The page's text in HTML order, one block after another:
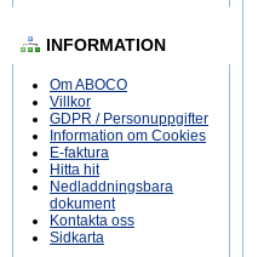
INFORMATION
Om ABOCO
Villkor
GDPR / Personuppgifter
Information om Cookies
E-faktura
Hitta hit
Nedladdningsbara
dokument
Kontakta oss
Sidkarta